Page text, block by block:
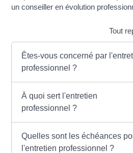
un conseiller en évolution
Tout
Êtes-vous concerné par
professionnel ?
À quoi sert l'entretien
professionnel ?
Quelles sont les échéances
l'entretien professionnel ?